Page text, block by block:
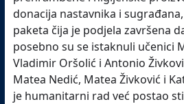
donacija nastavnika i
paketa čija je podjela završena
posebno su se istaknuli učenici
Vladimir Oršolić i Antonio
Matea Nedić, Matea Živković i
je humanitarni rad već postao